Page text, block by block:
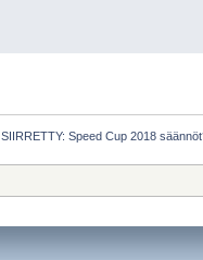
SIIRRETTY: Speed Cup 2018